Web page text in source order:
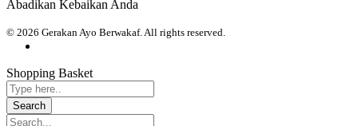
Abadikan Kebaikan Anda
© 2026 Gerakan Ayo Berwakaf. All rights reserved.
Shopping Basket